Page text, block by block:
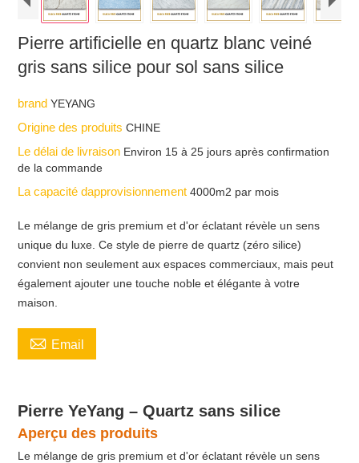
Pierre artificielle en quartz blanc veiné
gris sans silice pour sol sans silice
brandYEYANG
Origine des produitsCHINE
Le délai de livraison Environ 15 à 25 jours après confirmation
de la commande
La capacité dapprovisionnement4000m2 par mois
Le mélange de gris premium et d'or éclatant révèle un sens
unique du luxe. Ce style de pierre de quartz (zéro silice)
convient non seulement aux espaces commerciaux, mais peut
également ajouter une touche noble et élégante à votre
maison.
 Email
Pierre YeYang – Quartz sans silice
Aperçu des produits
Le mélange de gris premium et d'or éclatant révèle un sens